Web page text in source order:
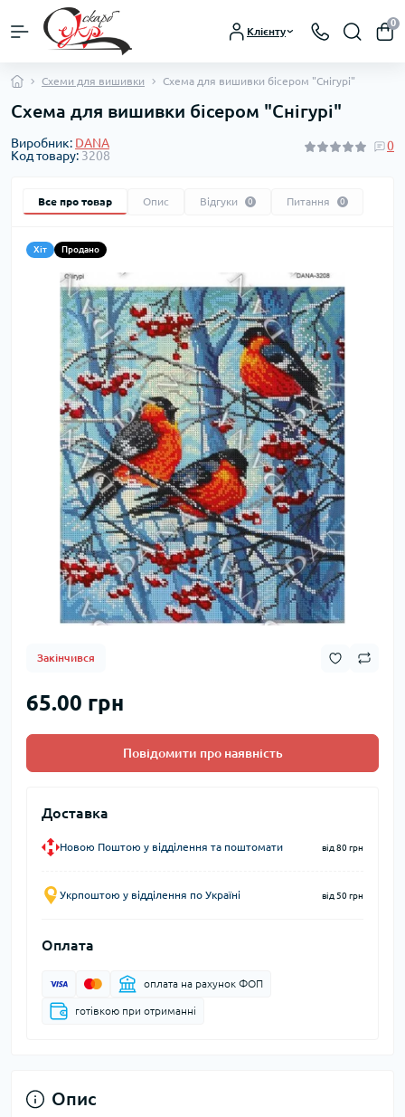
Клієнту
0
Схеми для вишивки Схема для вишивки бісером "Снігурі"
Схема для вишивки бісером "Снігурі"
Виробник: DANA
Код товару: 3208
0
Все про товар Опис Відгуки 0 Питання 0
Хіт Продано
Закінчився
65.00 грн
Повідомити про наявність
Доставка
Новою Поштою у відділення та поштомати від 80 грн
Укрпоштою у відділення по Україні від 50 грн
Оплата
оплата на рахунок ФОП
готівкою при отриманні
Опис